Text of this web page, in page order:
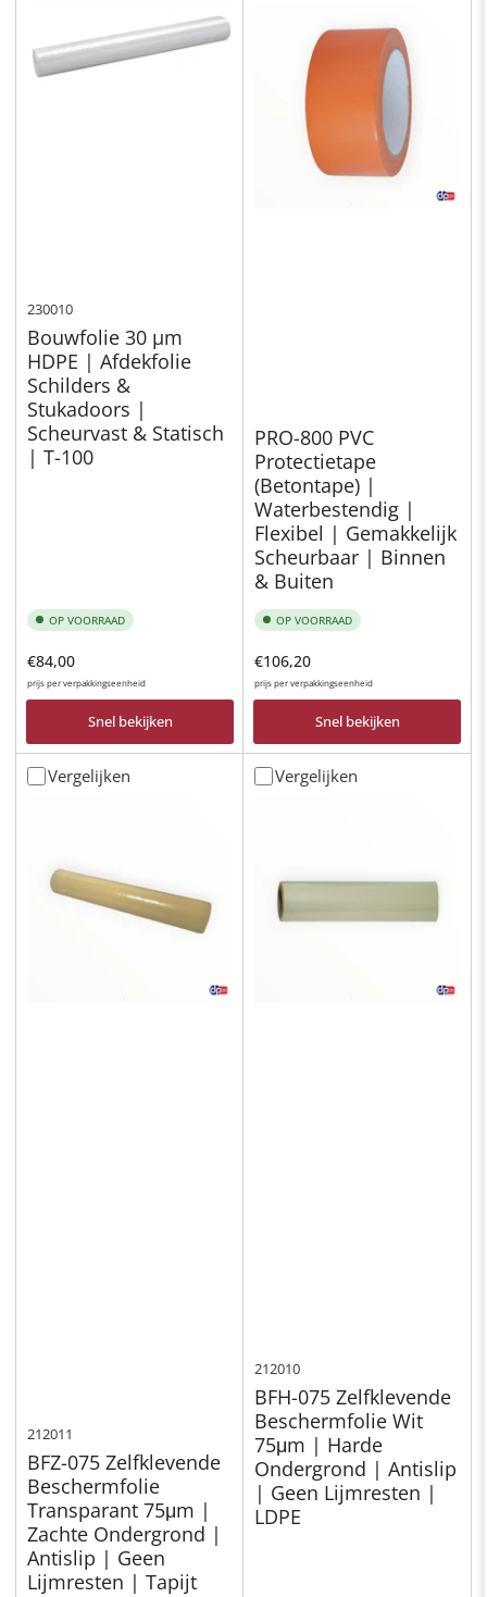
230010
Bouwfolie 30 µm
HDPE | Afdekfolie
Schilders &
Stukadoors |
Scheurvast & Statisch
| T-100
OP VOORRAAD
Normale
prijs
€84,00
prijs per verpakkingseenheid
Snel bekijken
PRO-800 PVC
Protectietape
(Betontape) |
Waterbestendig |
Flexibel | Gemakkelijk
Scheurbaar | Binnen
& Buiten
OP VOORRAAD
Normale
prijs
€106,20
prijs per verpakkingseenheid
Snel bekijken
Vergelijken
212011
BFZ-075 Zelfklevende
Beschermfolie
Transparant 75μm |
Zachte Ondergrond |
Antislip | Geen
Lijmresten | Tapijt
Vergelijken
212010
BFH-075 Zelfklevende
Beschermfolie Wit
75μm | Harde
Ondergrond | Antislip
| Geen Lijmresten |
LDPE